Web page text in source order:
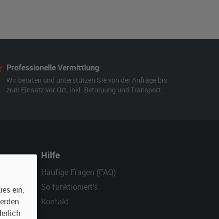
Professionelle Vermittlung
Wir beraten und unterstützen Sie von der Anfrage bis
zum Einsatz vor Ort, inkl. Betreuung und Transport.
Hilfe
Häufige Fragen (FAQ)
So funktioniert's
Kontakt
ein.